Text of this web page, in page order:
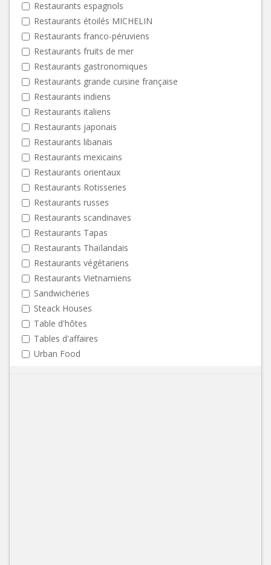
Restaurants espagnols
Restaurants étoilés MICHELIN
Restaurants franco-péruviens
Restaurants fruits de mer
Restaurants gastronomiques
Restaurants grande cuisine française
Restaurants indiens
Restaurants italiens
Restaurants japonais
Restaurants libanais
Restaurants mexicains
Restaurants orientaux
Restaurants Rotisseries
Restaurants russes
Restaurants scandinaves
Restaurants Tapas
Restaurants Thaïlandais
Restaurants végétariens
Restaurants Vietnamiens
Sandwicheries
Steack Houses
Table d'hôtes
Tables d'affaires
Urban Food